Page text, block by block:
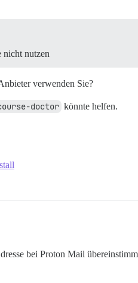
nicht nutzen
verwenden Sie?
doctor könnte helfen.
bei Proton Mail